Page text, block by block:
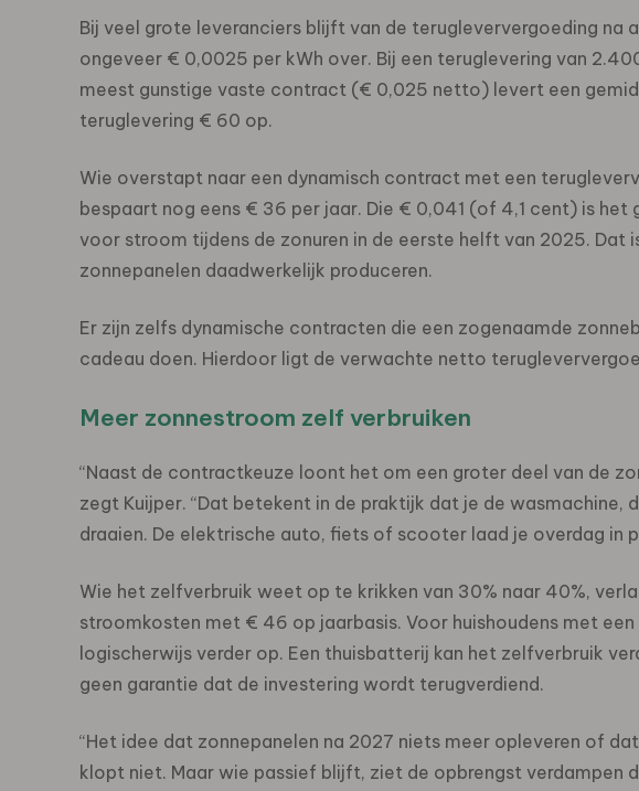
Bij veel grote leveranciers blijft van de terugleververgoeding
ongeveer € 0,0025 per kWh over. Bij een teruglevering van
meest gunstige vaste contract (€ 0,025 netto) levert een
teruglevering € 60 op.
Wie overstapt naar een dynamisch contract met een
bespaart nog eens € 36 per jaar. Die € 0,041 (of 4,1 cent) is
voor stroom tijdens de zonuren in de eerste helft van 2025. Dat
zonnepanelen daadwerkelijk produceren.
Er zijn zelfs dynamische contracten die een zogenaamde
cadeau doen. Hierdoor ligt de verwachte netto
Meer zonnestroom zelf verbruiken
“Naast de contractkeuze loont het om een groter deel van de
zegt Kuijper. “Dat betekent in de praktijk dat je de wasmachine,
draaien. De elektrische auto, fiets of scooter laad je overdag in
Wie het zelfverbruik weet op te krikken van 30% naar 40%,
stroomkosten met € 46 op jaarbasis. Voor huishoudens met
logischerwijs verder op. Een thuisbatterij kan het zelfverbruik
geen garantie dat de investering wordt terugverdiend.
“Het idee dat zonnepanelen na 2027 niets meer opleveren of
klopt niet. Maar wie passief blijft, ziet de opbrengst verdampen